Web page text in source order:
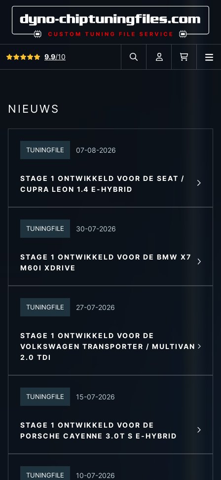
Bekijk alle reviews
9.9/10
Zoek in autodatabase
Account
NIEUWS
LEES MEER
STAGE 1 ONTWIKKELD VOOR DE SEAT /
CUPRA LEON 1.4 E-HYBRID
TUNINGFILE 07-08-2026
LEES MEER
STAGE 1 ONTWIKKELD VOOR DE BMW X7
M60I XDRIVE
TUNINGFILE 30-07-2026
LEES MEER
STAGE 1 ONTWIKKELD VOOR DE
VOLKSWAGEN TRANSPORTER / MULTIVAN
2.0 TDI
TUNINGFILE 27-07-2026
LEES MEER
STAGE 1 ONTWIKKELD VOOR DE
PORSCHE CAYENNE 3.0T S E-HYBRID
TUNINGFILE 15-07-2026
TUNINGFILE 10-07-2026